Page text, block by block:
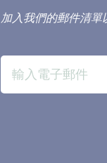
加入我們的郵件清單